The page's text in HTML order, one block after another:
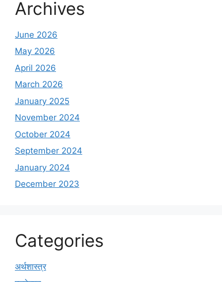
Archives
June 2026
May 2026
April 2026
March 2026
January 2025
November 2024
October 2024
September 2024
January 2024
December 2023
Categories
अर्थशास्त्र